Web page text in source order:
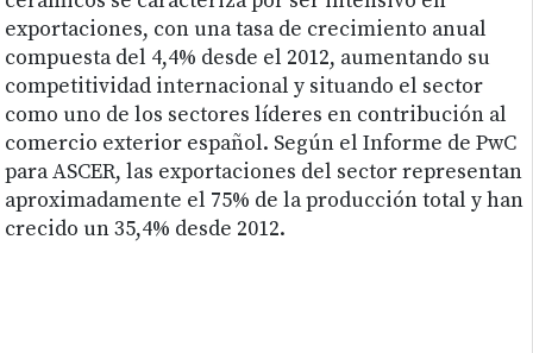
exportaciones, con una tasa de crecimiento anual
compuesta del 4,4% desde el 2012, aumentando su
competitividad internacional y situando el sector
como uno de los sectores líderes en contribución al
comercio exterior español. Según el Informe de PwC
para ASCER, las exportaciones del sector representan
aproximadamente el 75% de la producción total y han
crecido un 35,4% desde 2012.